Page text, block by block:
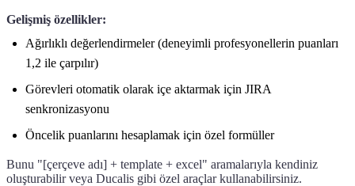
Gelişmiş özellikler:
Ağırlıklı değerlendirmeler (deneyimli profesyonellerin puanları
1,2 ile çarpılır)
Görevleri otomatik olarak içe aktarmak için JIRA
senkronizasyonu
Öncelik puanlarını hesaplamak için özel formüller
Bunu "[çerçeve adı] + template + excel" aramalarıyla kendiniz
oluşturabilir veya Ducalis gibi özel araçlar kullanabilirsiniz.